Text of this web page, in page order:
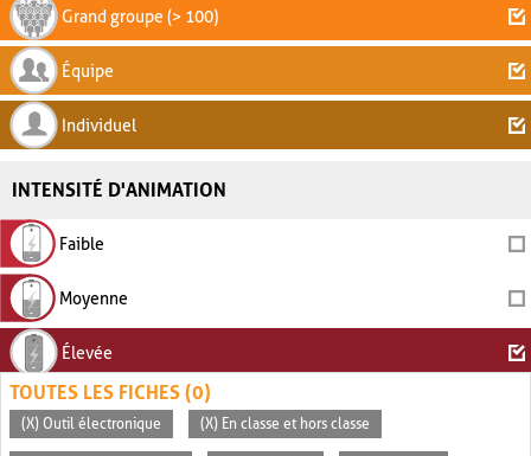
Grand groupe (> 100)
Équipe
Individuel
INTENSITÉ D'ANIMATION
Faible
Moyenne
Élevée
TOUTES LES FICHES (0)
(X) Outil électronique (X) En classe et hors classe